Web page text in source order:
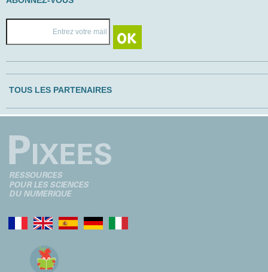
TOUS LES PARTENAIRES